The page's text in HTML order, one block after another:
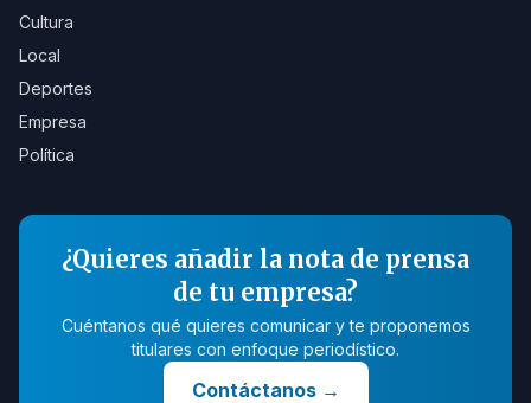
Cultura
Local
Deportes
Empresa
Política
¿Quieres añadir la nota de prensa
de tu empresa?
Cuéntanos qué quieres comunicar y te proponemos
titulares con enfoque periodístico.
Contáctanos→